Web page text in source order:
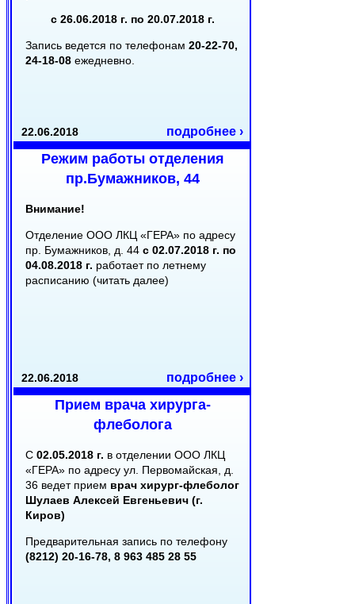
с 26.06.2018 г. по 20.07.2018 г.
Запись ведется по телефонам 20-22-70,
24-18-08 ежедневно.
22.06.2018 подробнее ›
Режим работы отделения
пр.Бумажников, 44
Внимание!
Отделение ООО ЛКЦ «ГЕРА» по адресу
пр. Бумажников, д. 44 с 02.07.2018 г. по
04.08.2018 г. работает по летнему
расписанию (читать далее)
22.06.2018 подробнее ›
Прием врача хирурга-
флеболога
С 02.05.2018 г. в отделении ООО ЛКЦ
«ГЕРА» по адресу ул. Первомайская, д.
36 ведет прием врач хирург-флеболог
Шулаев Алексей Евгеньевич (г.
Киров)
Предварительная запись по телефону
(8212) 20-16-78, 8 963 485 28 55